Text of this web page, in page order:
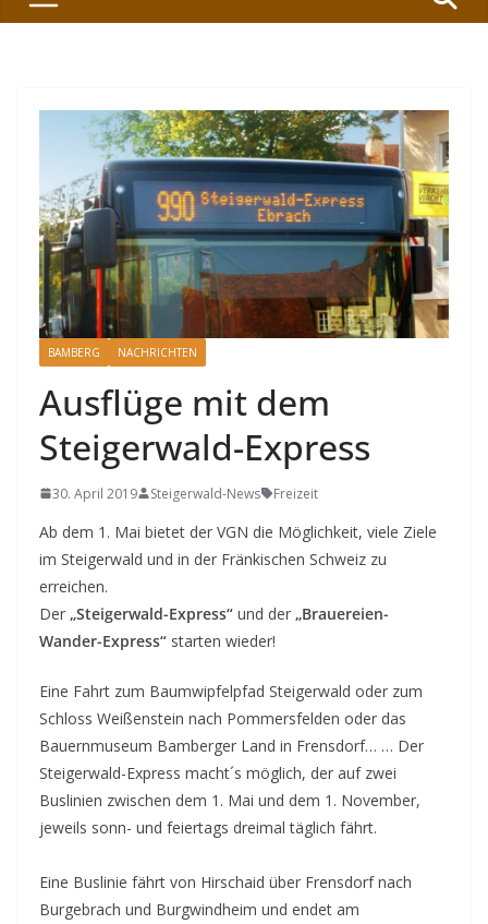
BAMBERG NACHRICHTEN
Ausflüge mit dem
Steigerwald-Express
30. April 2019 Steigerwald-News Freizeit
Ab dem 1. Mai bietet der VGN die Möglichkeit, viele Ziele
im Steigerwald und in der Fränkischen Schweiz zu
erreichen.
Der „Steigerwald-Express“ und der „Brauereien-
Wander-Express“ starten wieder!
Eine Fahrt zum Baumwipfelpfad Steigerwald oder zum
Schloss Weißenstein nach Pommersfelden oder das
Bauernmuseum Bamberger Land in Frensdorf… … Der
Steigerwald-Express macht´s möglich, der auf zwei
Buslinien zwischen dem 1. Mai und dem 1. November,
jeweils sonn- und feiertags dreimal täglich fährt.
Eine Buslinie fährt von Hirschaid über Frensdorf nach
Burgebrach und Burgwindheim und endet am